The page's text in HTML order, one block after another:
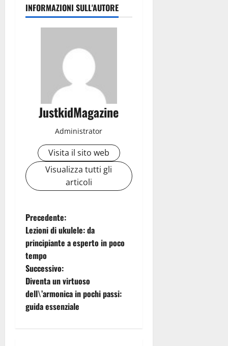
INFORMAZIONI SULL'AUTORE
JustkidMagazine
Administrator
Visita il sito web
Visualizza tutti gli
articoli
N
a
v
i
g
Precedente:
Lezioni di ukulele: da
principiante a esperto in poco
tempo
Successivo:
Diventa un virtuoso
dell\’armonica in pochi passi:
guida essenziale